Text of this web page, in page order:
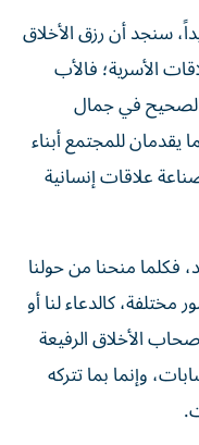
سنجد أن رزق الأخلاق
الأسرية؛ فالأب
الصحيح في جمال
للمجتمع أبناء
علاقات إنسانية
فكلما منحنا من حولنا
مختلفة، كالدعاء لنا أو
الأخلاق الرفيعة
وإنما بما تتركه